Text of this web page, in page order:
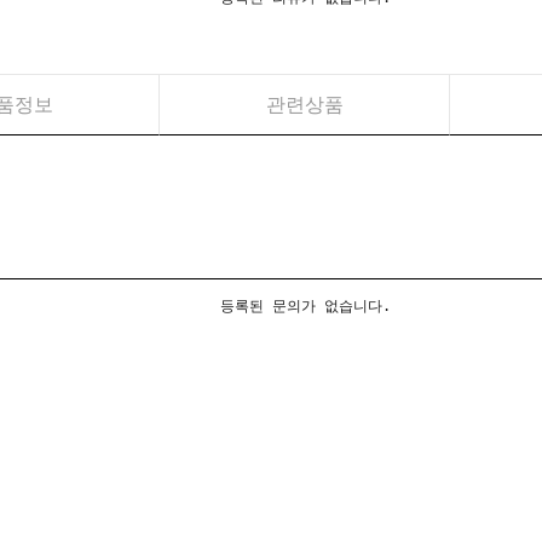
정보 관련상품
등록된 문의가 없습니다.